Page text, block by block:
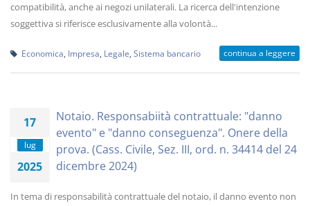
compatibilità, anche ai negozi unilaterali. La ricerca dell'intenzione
soggettiva si riferisce esclusivamente alla volontà...
Economica Impresa Legale Sistema bancario continua a leggere
17
lug
2025
Notaio. Responsabiità contrattuale: "danno
evento" e "danno conseguenza". Onere della
prova. (Cass. Civile, Sez. III, ord. n. 34414 del 24
dicembre 2024)
In tema di responsabilità contrattuale del notaio, il danno evento non